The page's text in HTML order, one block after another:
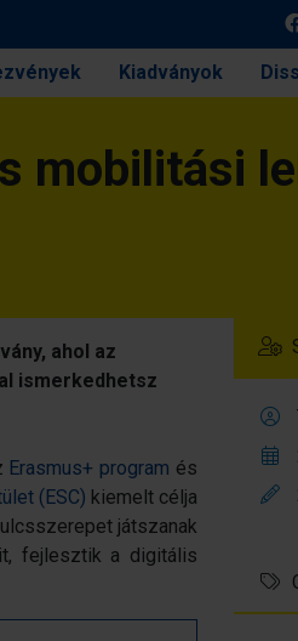
Kiadványok
mobilitási
ahol az
ismerkedhetsz
Erasmus+ program és
(ESC) kiemelt célja
játszanak
fejlesztik a digitális